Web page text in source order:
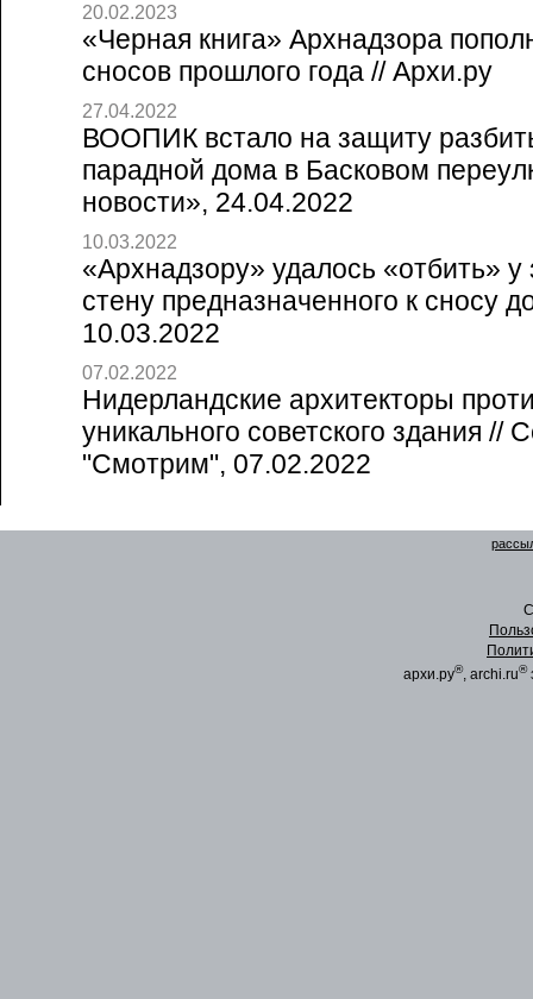
20.02.2023
«Черная книга» Архнадзора
сносов прошлого года // Архи.ру
27.04.2022
ВООПИК встало на защиту
парадной дома в Басковом
новости», 24.04.2022
10.03.2022
«Архнадзору» удалось «отбить»
стену предназначенного к сносу
10.03.2022
07.02.2022
Нидерландские архитекторы
уникального советского здания //
"Смотрим", 07.02.2022
архи.ру®, archi.ru®